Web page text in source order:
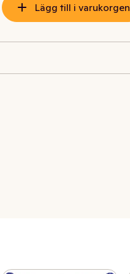
Lägg till i varukorgen